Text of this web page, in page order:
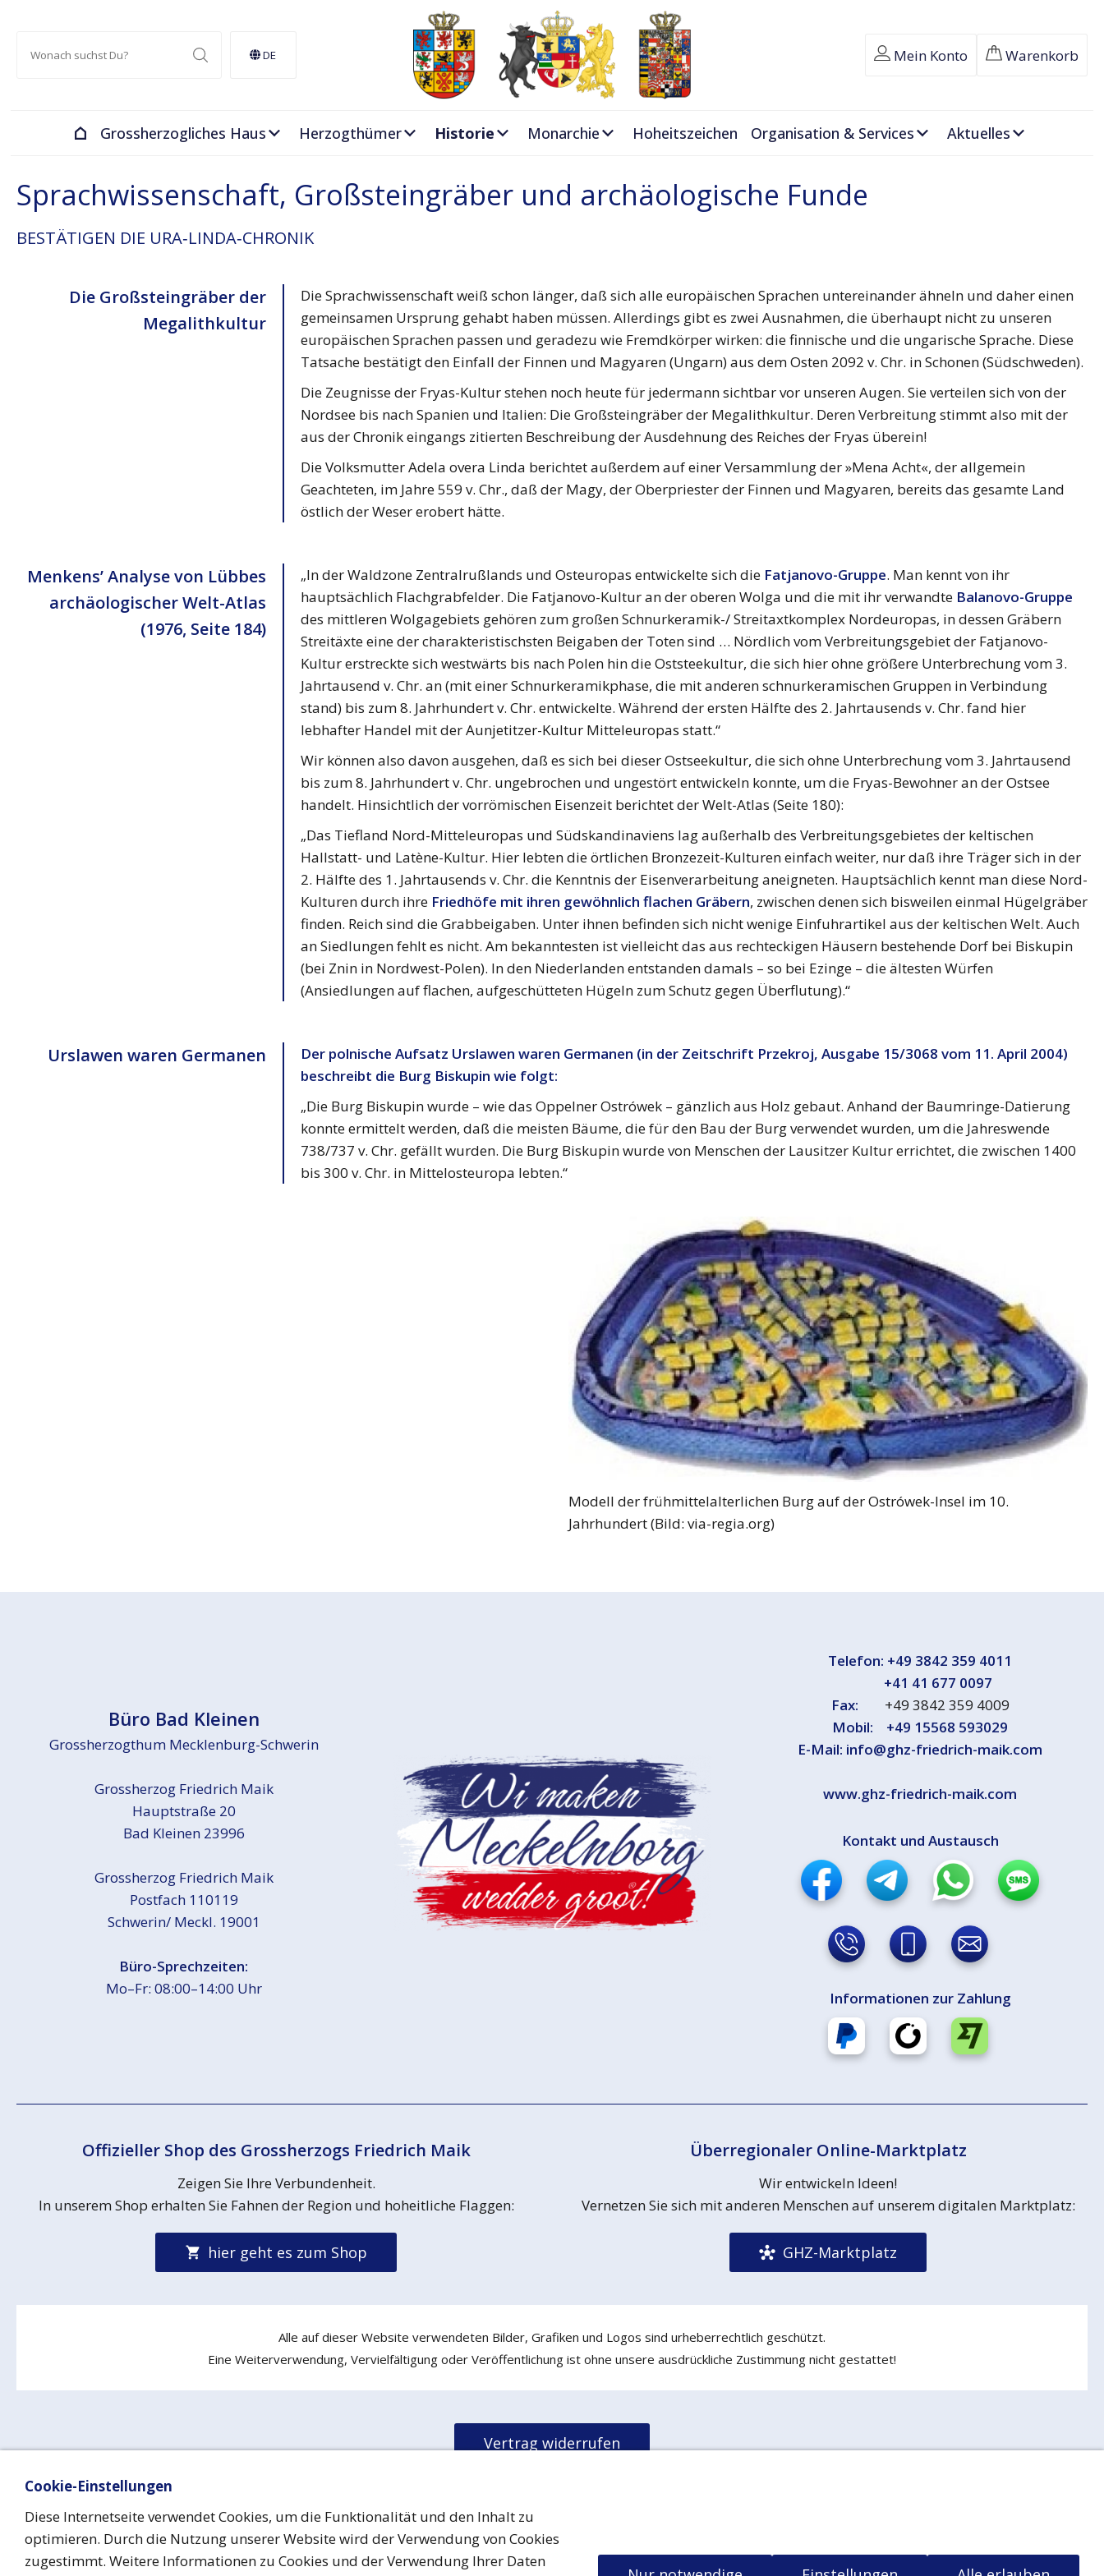
DE Mein Konto Warenkorb
Grossherzogliches Haus Herzogthümer Historie Monarchie Hoheitszeichen Organisation & Services Aktuelles
Sprachwissenschaft, Großsteingräber und archäologische Funde
BESTÄTIGEN DIE URA‑LINDA‑CHRONIK
Die Großsteingräber der
Megalithkultur
Die Sprachwissenschaft weiß schon länger, daß sich alle europäischen Sprachen untereinander ähneln und daher einen
gemeinsamen Ursprung gehabt haben müssen. Allerdings gibt es zwei Ausnahmen, die überhaupt nicht zu unseren
europäischen Sprachen passen und geradezu wie Fremdkörper wirken: die finnische und die ungarische Sprache. Diese
Tatsache bestätigt den Einfall der Finnen und Magyaren (Ungarn) aus dem Osten 2092 v. Chr. in Schonen (Südschweden).
Die Zeugnisse der Fryas-Kultur stehen noch heute für jedermann sichtbar vor unseren Augen. Sie verteilen sich von der
Nordsee bis nach Spanien und Italien: Die Großsteingräber der Megalithkultur. Deren Verbreitung stimmt also mit der
aus der Chronik eingangs zitierten Beschreibung der Ausdehnung des Reiches der Fryas überein!
Die Volksmutter Adela overa Linda berichtet außerdem auf einer Versammlung der »Mena Acht«, der allgemein
Geachteten, im Jahre 559 v. Chr., daß der Magy, der Oberpriester der Finnen und Magyaren, bereits das gesamte Land
östlich der Weser erobert hätte.
Menkens’ Analyse von Lübbes
archäologischer Welt-Atlas
(1976, Seite 184)
„In der Waldzone Zentralrußlands und Osteuropas entwickelte sich die Fatjanovo-Gruppe. Man kennt von ihr
hauptsächlich Flachgrabfelder. Die Fatjanovo-Kultur an der oberen Wolga und die mit ihr verwandte Balanovo-Gruppe
des mittleren Wolgagebiets gehören zum großen Schnurkeramik-/ Streitaxtkomplex Nordeuropas, in dessen Gräbern
Streitäxte eine der charakteristischsten Beigaben der Toten sind … Nördlich vom Verbreitungsgebiet der Fatjanovo-
Kultur erstreckte sich westwärts bis nach Polen hin die Oststeekultur, die sich hier ohne größere Unterbrechung vom 3.
Jahrtausend v. Chr. an (mit einer Schnurkeramikphase, die mit anderen schnurkeramischen Gruppen in Verbindung
stand) bis zum 8. Jahrhundert v. Chr. entwickelte. Während der ersten Hälfte des 2. Jahrtausends v. Chr. fand hier
lebhafter Handel mit der Aunjetitzer-Kultur Mitteleuropas statt.“
Wir können also davon ausgehen, daß es sich bei dieser Ostseekultur, die sich ohne Unterbrechung vom 3. Jahrtausend
bis zum 8. Jahrhundert v. Chr. ungebrochen und ungestört entwickeln konnte, um die Fryas-Bewohner an der Ostsee
handelt. Hinsichtlich der vorrömischen Eisenzeit berichtet der Welt-Atlas (Seite 180):
„Das Tiefland Nord-Mitteleuropas und Südskandinaviens lag außerhalb des Verbreitungsgebietes der keltischen
Hallstatt- und Latène-Kultur. Hier lebten die örtlichen Bronzezeit-Kulturen einfach weiter, nur daß ihre Träger sich in der
2. Hälfte des 1. Jahrtausends v. Chr. die Kenntnis der Eisenverarbeitung aneigneten. Hauptsächlich kennt man diese Nord-
Kulturen durch ihre Friedhöfe mit ihren gewöhnlich flachen Gräbern, zwischen denen sich bisweilen einmal Hügelgräber
finden. Reich sind die Grabbeigaben. Unter ihnen befinden sich nicht wenige Einfuhrartikel aus der keltischen Welt. Auch
an Siedlungen fehlt es nicht. Am bekanntesten ist vielleicht das aus rechteckigen Häusern bestehende Dorf bei Biskupin
(bei Znin in Nordwest-Polen). In den Niederlanden entstanden damals – so bei Ezinge – die ältesten Würfen
(Ansiedlungen auf flachen, aufgeschütteten Hügeln zum Schutz gegen Überflutung).“
Urslawen waren Germanen
Der polnische Aufsatz Urslawen waren Germanen (in der Zeitschrift Przekroj, Ausgabe 15/3068 vom 11. April 2004)
beschreibt die Burg Biskupin wie folgt:
„Die Burg Biskupin wurde – wie das Oppelner Ostrówek – gänzlich aus Holz gebaut. Anhand der Baumringe-Datierung
konnte ermittelt werden, daß die meisten Bäume, die für den Bau der Burg verwendet wurden, um die Jahreswende
738/737 v. Chr. gefällt wurden. Die Burg Biskupin wurde von Menschen der Lausitzer Kultur errichtet, die zwischen 1400
bis 300 v. Chr. in Mittelosteuropa lebten.“
Modell der frühmittelalterlichen Burg auf der Ostrówek-Insel im 10.
Jahrhundert (Bild: via-regia.org)
Büro Bad Kleinen
Grossherzogthum Mecklenburg-Schwerin
Grossherzog Friedrich Maik
Hauptstraße 20
Bad Kleinen 23996
Grossherzog Friedrich Maik
Postfach 110119
Schwerin/ Meckl. 19001
Büro-Sprechzeiten:
Mo–Fr: 08:00–14:00 Uhr
Telefon: +49 3842 359 4011
+41 41 677 0097
Fax: +49 3842 359 4009
Mobil:
+49 15568 593029
E-Mail: info@ghz-friedrich-maik.com
www.ghz-friedrich-maik.com
Kontakt und Austausch
Informationen zur Zahlung
Offizieller Shop des Grossherzogs Friedrich Maik
Zeigen Sie Ihre Verbundenheit.
In unserem Shop erhalten Sie Fahnen der Region und hoheitliche Flaggen:
hier geht es zum Shop
Überregionaler Online-Marktplatz
Wir entwickeln Ideen!
Vernetzen Sie sich mit anderen Menschen auf unserem digitalen Marktplatz:
GHZ-Marktplatz
Alle auf dieser Website verwendeten Bilder, Grafiken und Logos sind urheberrechtlich geschützt.
Eine Weiterverwendung, Vervielfältigung oder Veröffentlichung ist ohne unsere ausdrückliche Zustimmung nicht gestattet!
Vertrag widerrufen
ImpressumDatenschutzUrheberrechtCookiesBarrierefreiheit
His Royal Highness Grand Duke Friedrich Maik ® ™
Familienwappen ist markenrechtlich und urheberrechtlich geschützt
Cookie-Einstellungen
Diese Internetseite verwendet Cookies, um die Funktionalität und den Inhalt zu
optimieren. Durch die Nutzung unserer Website wird der Verwendung von Cookies
zugestimmt. Weitere Informationen zu Cookies und der Verwendung Ihrer Daten